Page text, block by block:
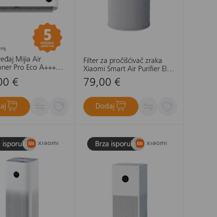
Mijia Air
Pro Eco A+++
€
Filter za pročišćivač zraka
Xiaomi Smart Air Purifier Elite
Filter
79,00 €
Dodaj